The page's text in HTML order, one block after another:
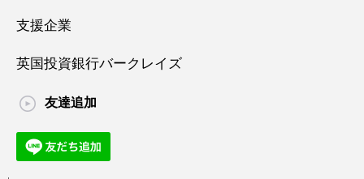
支援企業
英国投資銀行バークレイズ
友達追加